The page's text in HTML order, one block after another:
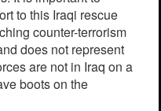
to this Iraqi rescue
counter-terrorism
does not represent
are not in Iraq on a
boots on the